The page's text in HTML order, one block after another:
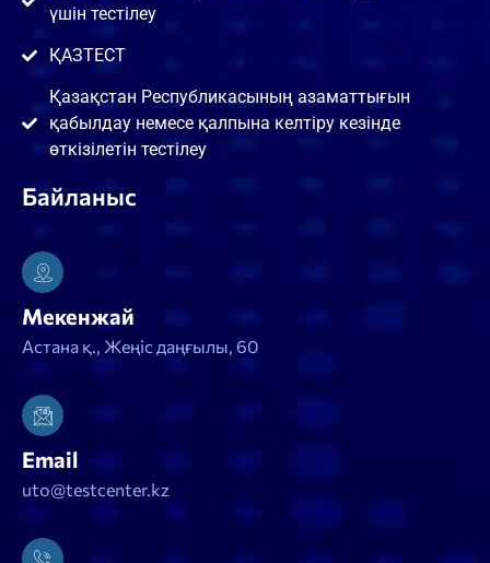
үшін тестілеу
ҚАЗТЕСТ
Қазақстан Республикасының азаматтығын
қабылдау немесе қалпына келтіру кезінде
өткізілетін тестілеу
Байланыс
Мекенжай
Астана қ., Жеңіс даңғылы, 60
Email
uto@testcenter.kz